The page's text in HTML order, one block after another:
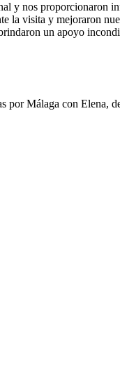
y nos
la visita y mejoraron
un apoyo
Málaga con Elena,